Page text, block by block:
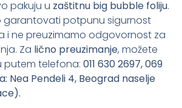
pakuju u zaštitnu big bubble foliju.
garantovati potpunu sigurnost
i ne preuzimamo odgovornost za
Za lično preuzimanje, možete
putem telefona: 011 630 2697, 069
Nea Pendeli 4, Beograd naselje